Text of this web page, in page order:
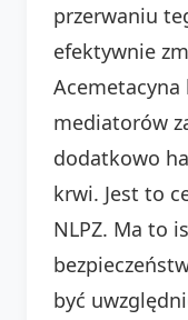
przerwaniu
efektywnie
mediatorów
dodatkowo
krwi. Jest to
NLPZ. Ma to
być